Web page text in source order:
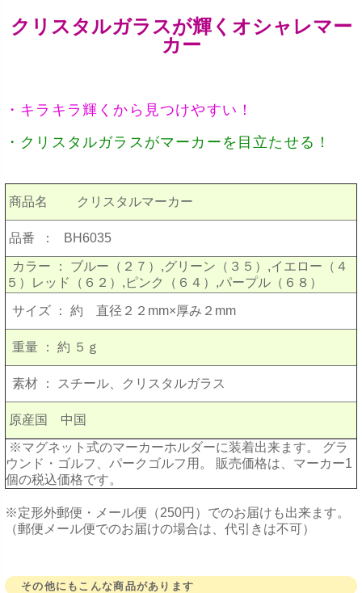
クリスタルガラスが輝くオシャレマー
カー
・キラキラ輝くから見つけやすい！
・クリスタルガラスがマーカーを目立たせる！
商品名 クリスタルマーカー
品番 ： BH6035
カラー ： ブルー（２７）,グリーン（３５）,イエロー（４
５）レッド（６２）,ピンク（６４）,パープル（６８）
サイズ ： 約 直径２２mm×厚み２mm
重量 ： 約 ５ｇ
素材 ： スチール、クリスタルガラス
原産国 中国
※マグネット式のマーカーホルダーに装着出来ます。 グラ
ウンド・ゴルフ、パークゴルフ用。 販売価格は、マーカー1
個の税込価格です。
※定形外郵便・メール便（250円）でのお届けも出来ます。
（郵便メール便でのお届けの場合は、代引きは不可）
その他にもこんな商品があります